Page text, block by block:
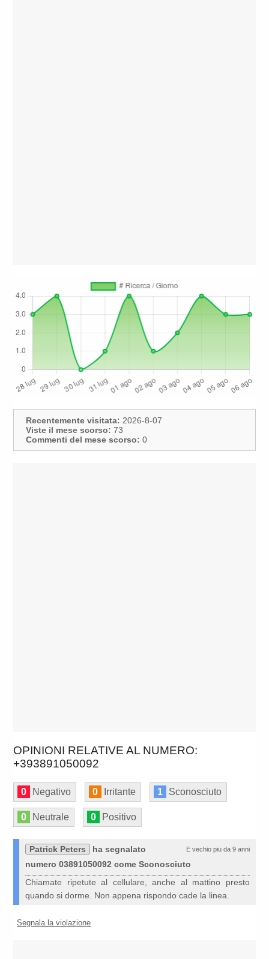
Recentemente visitata: 2026-8-07
Viste il mese scorso: 73
Commenti del mese scorso: 0
OPINIONI RELATIVE AL NUMERO:
+393891050092
0 Negativo 0 Irritante 1 Sconosciuto
0 Neutrale 0 Positivo
E vechio piu da 9 anni
Patrick Peters
ha segnalato
numero 03891050092 come Sconosciuto
Chiamate ripetute al cellulare, anche al mattino presto
quando si dorme. Non appena rispondo cade la linea.
Segnala la violazione